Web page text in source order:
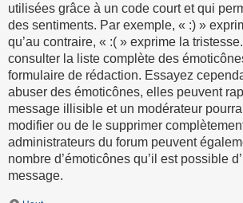
utilisées grâce à un code court et qui
des sentiments. Par exemple, « :) »
qu’au contraire, « :( » exprime la
consulter la liste complète des
formulaire de rédaction. Essayez
abuser des émoticônes, elles peuvent
message illisible et un modérateur
modifier ou de le supprimer
administrateurs du forum peuvent
nombre d’émoticônes qu’il est possible
message.